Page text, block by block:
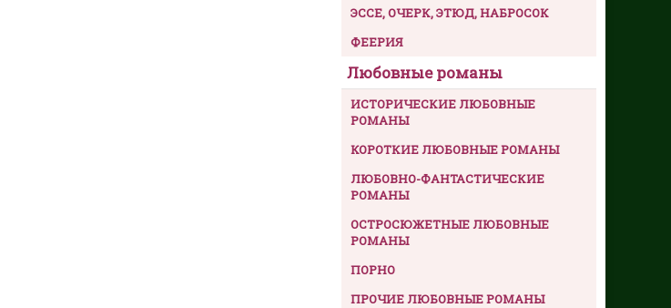
ЭССЕ, ОЧЕРК, ЭТЮД, НАБРОСОК
ФЕЕРИЯ
Любовные романы
ИСТОРИЧЕСКИЕ ЛЮБОВНЫЕ
РОМАНЫ
КОРОТКИЕ ЛЮБОВНЫЕ РОМАНЫ
ЛЮБОВНО-ФАНТАСТИЧЕСКИЕ
РОМАНЫ
ОСТРОСЮЖЕТНЫЕ ЛЮБОВНЫЕ
РОМАНЫ
ПОРНО
ПРОЧИЕ ЛЮБОВНЫЕ РОМАНЫ